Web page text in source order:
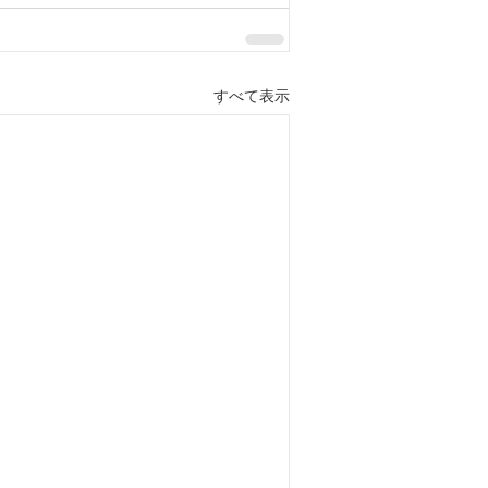
すべて表示